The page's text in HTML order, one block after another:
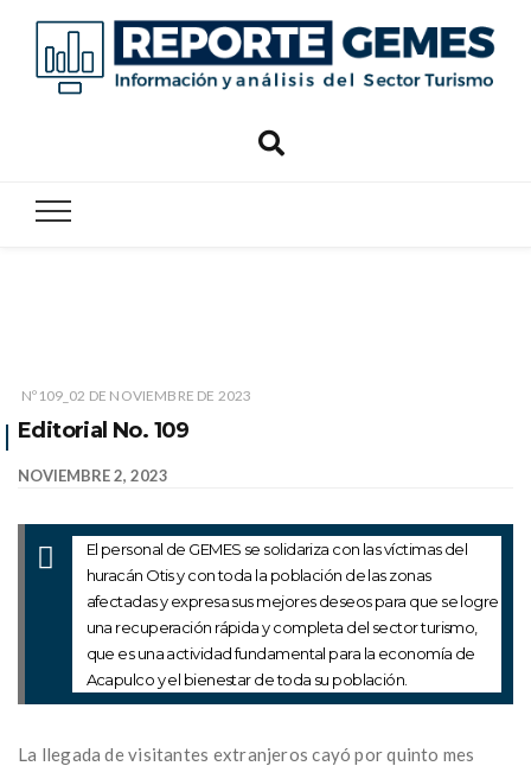
Nº109_02 DE NOVIEMBRE DE 2023
Editorial No. 109
NOVIEMBRE 2, 2023
El personal de GEMES se solidariza con las víctimas del
huracán Otis y con toda la población de las zonas
afectadas y expresa sus mejores deseos para que se logre
una recuperación rápida y completa del sector turismo,
que es una actividad fundamental para la economía de
Acapulco y el bienestar de toda su población.
La llegada de visitantes extranjeros cayó por quinto mes